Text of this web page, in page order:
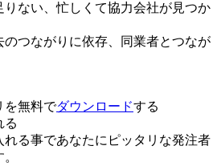
ない、忙しくて協力会社が見つか
つながりに依存、同業者とつなが
無料でダウンロードする
る
る事であなたにピッタリな発注者